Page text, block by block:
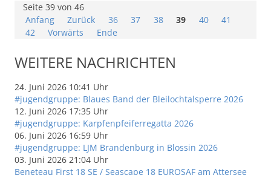
Seite 39 von 46
Anfang
Zurück 36 37 38 39 40
41
42
Vorwärts Ende
WEITERE NACHRICHTEN
24. Juni 2026 10:41 Uhr
#jugendgruppe: Blaues Band der Bleilochtalsperre 2026
12. Juni 2026 17:35 Uhr
#jugendgruppe: Karpfenpfeiferregatta 2026
06. Juni 2026 16:59 Uhr
#jugendgruppe: LJM Brandenburg in Blossin 2026
03. Juni 2026 21:04 Uhr
Beneteau First 18 SE / Seascape 18 EUROSAF am Attersee